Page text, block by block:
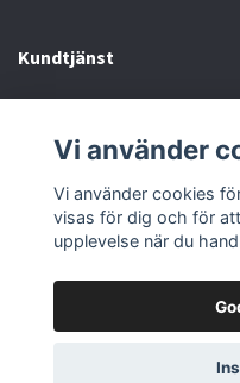
Kundtjänst
Sociala medier
©
Vi använder
Vi använder cookies
visas för dig och för
upplevelse när du